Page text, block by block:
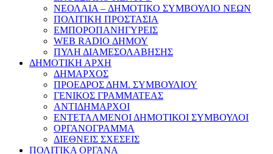
ΝΕΟΛΑΙA – ΔΗΜΟΤΙΚΟ ΣΥΜΒΟΥΛΙΟ ΝΕΩΝ
ΠΟΛΙΤΙΚΗ ΠΡΟΣΤΑΣΙΑ
ΕΜΠΟΡΟΠΑΝΗΓΥΡΕΙΣ
WEB RADIO ΔΗΜΟΥ
ΠΥΛΗ ΔΙΑΜΕΣΟΛΑΒΗΣΗΣ
ΔΗΜΟΤΙΚΗ ΑΡΧΗ
ΔΗΜΑΡΧΟΣ
ΠΡΟΕΔΡΟΣ ΔΗΜ. ΣΥΜΒΟΥΛΙΟΥ
ΓΕΝΙΚΟΣ ΓΡΑΜΜΑΤΕΑΣ
ΑΝΤΙΔΗΜΑΡΧΟΙ
ΕΝΤΕΤΑΛΜΕΝΟΙ ΔΗΜΟΤΙΚΟΙ ΣΥΜΒΟΥΛΟΙ
ΟΡΓΑΝΟΓΡΑΜΜΑ
ΔΙΕΘΝΕΙΣ ΣΧΕΣΕΙΣ
ΠΟΛΙΤΙΚΑ ΟΡΓΑΝΑ